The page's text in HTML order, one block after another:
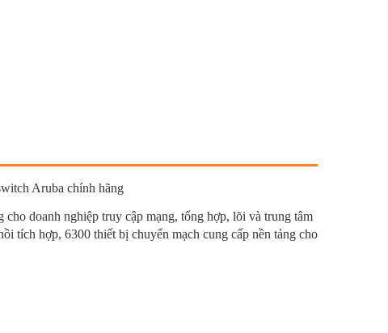
Aruba chính hãng
cho doanh nghiệp truy cập mạng, tổng hợp, lõi và trung
hồi tích hợp, 6300 thiết bị chuyển mạch cung cấp nền